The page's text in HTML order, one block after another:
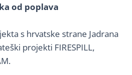
od poplava
s hrvatske strane Jadrana
projekti FIRESPILL,